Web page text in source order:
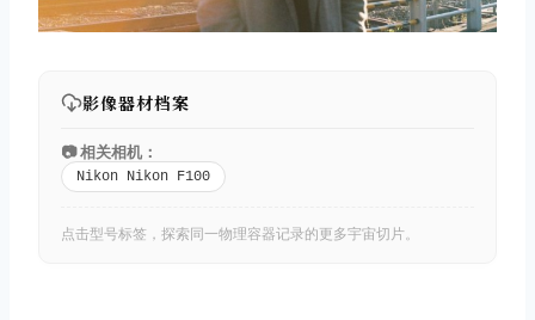
影像器材档案
📷 相关相机：
Nikon Nikon F100
点击型号标签，探索同一物理容器记录的更多宇宙切片。